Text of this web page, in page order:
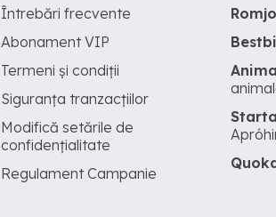
Întrebări frecvente
Abonament VIP
Termeni și condiții
Siguranța tranzacțiilor
Modifică setările de
confidențialitate
Regulament Campanie